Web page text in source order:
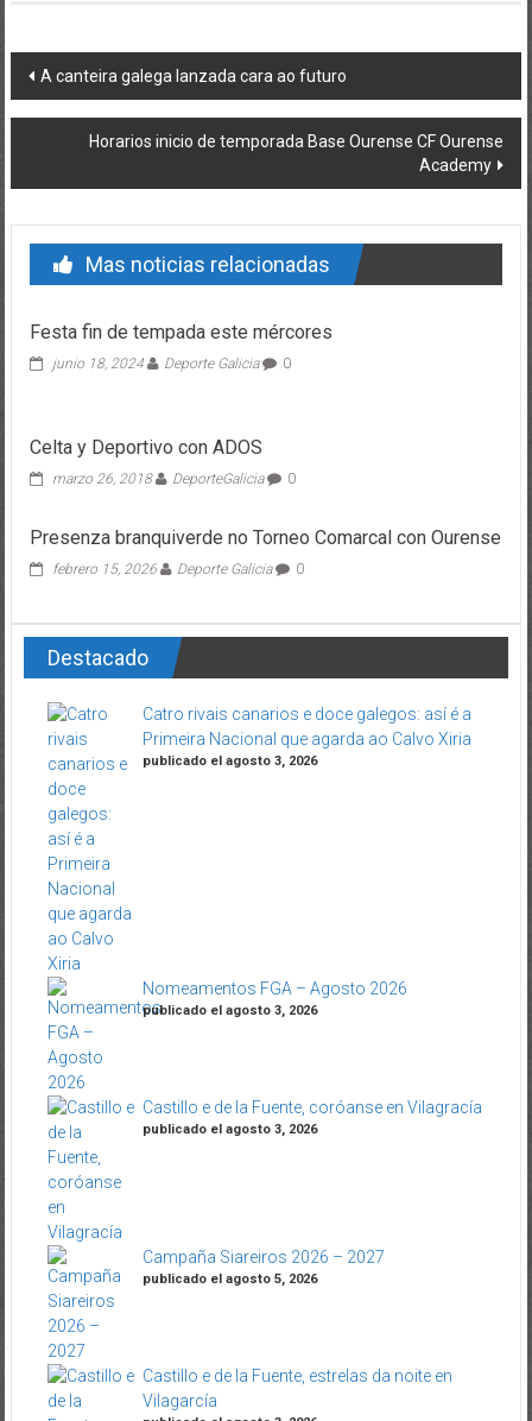
Post navigation
A canteira galega lanzada cara ao futuro
Horarios inicio de temporada Base Ourense CF Ourense
Academy
Mas noticias relacionadas
Festa fin de tempada este mércores
junio 18, 2024 Deporte Galicia 0
Celta y Deportivo con ADOS
marzo 26, 2018 DeporteGalicia 0
Presenza branquiverde no Torneo Comarcal con Ourense
febrero 15, 2026 Deporte Galicia 0
Destacado
Catro rivais canarios e doce galegos: así é a
Primeira Nacional que agarda ao Calvo Xiria
publicado el agosto 3, 2026
Nomeamentos FGA – Agosto 2026
publicado el agosto 3, 2026
Castillo e de la Fuente, coróanse en Vilagracía
publicado el agosto 3, 2026
Campaña Siareiros 2026 – 2027
publicado el agosto 5, 2026
Castillo e de la Fuente, estrelas da noite en
Vilagarcía